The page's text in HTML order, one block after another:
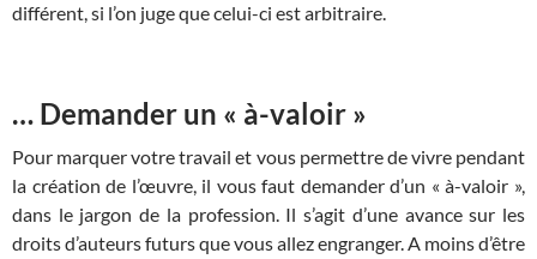
différent, si l’on juge que celui-ci est arbitraire.
… Demander un « à-valoir »
Pour marquer votre travail et vous permettre de vivre pendant
la création de l’œuvre, il vous faut demander d’un « à-valoir »,
dans le jargon de la profession. Il s’agit d’une avance sur les
droits d’auteurs futurs que vous allez engranger. A moins d’être